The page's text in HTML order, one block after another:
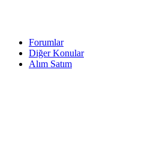
Forumlar
Diğer Konular
Alım Satım